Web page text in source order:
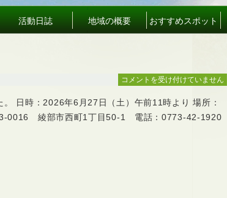
活動日誌 地域の概要 おすすめスポット
2026
度
定
コメントを受け付けていません
日時：2026年6月27日（土）午前11時より 場所：
0016 綾部市西町1丁目50-1 電話：0773-42-1920